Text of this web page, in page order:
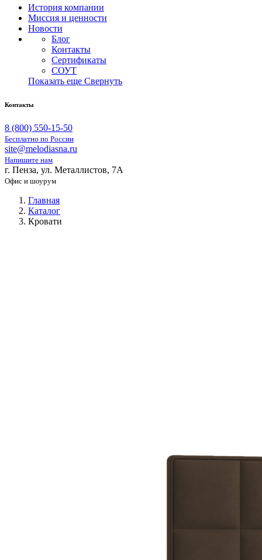
История компании
Миссия и ценности
Новости
Блог
Контакты
Сертификаты
СОУТ
Показать еще Свернуть
Контакты
8 (800) 550-15-50
Бесплатно по России
site@melodiasna.ru
Напишите нам
г. Пенза, ул. Металлистов, 7А
Офис и шоурум
Главная
Каталог
Кровати